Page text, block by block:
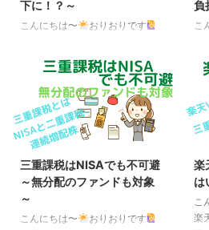
「SBIアセット」）は、米国を除
く全世界の大型株、中型株および
（除く米国）ファンド」（愛 ...
に
よ
下に！？～
こんにちは〜
おりおりです
彗星の如く現れ、話題になった楽
天・高配当株式・米国ファンド
（四半期決算型）（通称：楽天・
SCHD）ですが、その後も人気は
続いています。 楽天証券でのみ
購入可にも関わらず、この伸びは
異例と言っても良いでしょう。
おかげさまで残高500億円達成！
「楽天・高配当株式・米国ファン
ド（四半期決算型）」は販売開始
からわずか40日間（9月27日～11
負
こ
確
（
揶
す
来
財
三重課税はNISAでも不可避
～無分配のファンドも対象
～
こんにちは〜
おりおりです
楽
は
こ
楽